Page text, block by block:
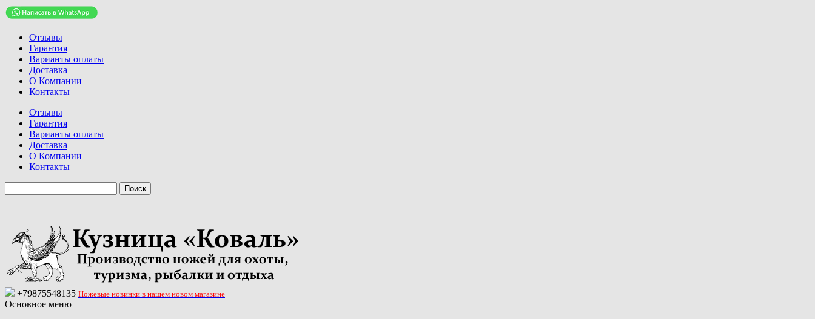
Отзывы
Гарантия
Варианты оплаты
Доставка
О Компании
Контакты
Отзывы
Гарантия
Варианты оплаты
Доставка
О Компании
Контакты
+79875548135 Ножевые новинки в нашем новом магазине
Основное меню